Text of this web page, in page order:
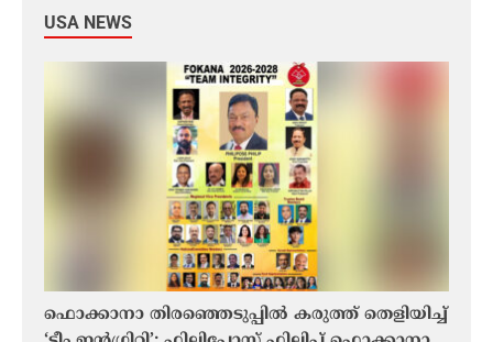
USA NEWS
ഫൊക്കാനാ തിരഞ്ഞെടുപ്പിൽ കരുത്ത് തെളിയിച്ച്